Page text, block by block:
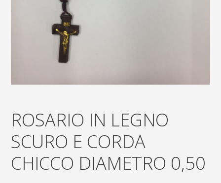
ROSARIO IN LEGNO
SCURO E CORDA
CHICCO DIAMETRO 0,50